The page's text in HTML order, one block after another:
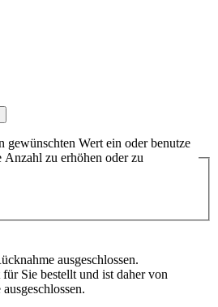
Wert ein oder benutze
zu erhöhen oder zu
ausgeschlossen.
Sie bestellt und ist daher von